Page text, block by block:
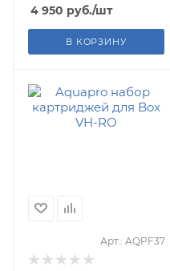
4 950 руб./шт
В КОРЗИНУ
Арт.: AQPF37